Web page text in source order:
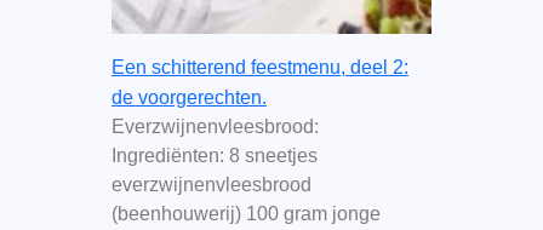
Een schitterend feestmenu, deel 2:
de voorgerechten.
Everzwijnenvleesbrood:
Ingrediënten: 8 sneetjes
everzwijnenvleesbrood
(beenhouwerij) 100 gram jonge